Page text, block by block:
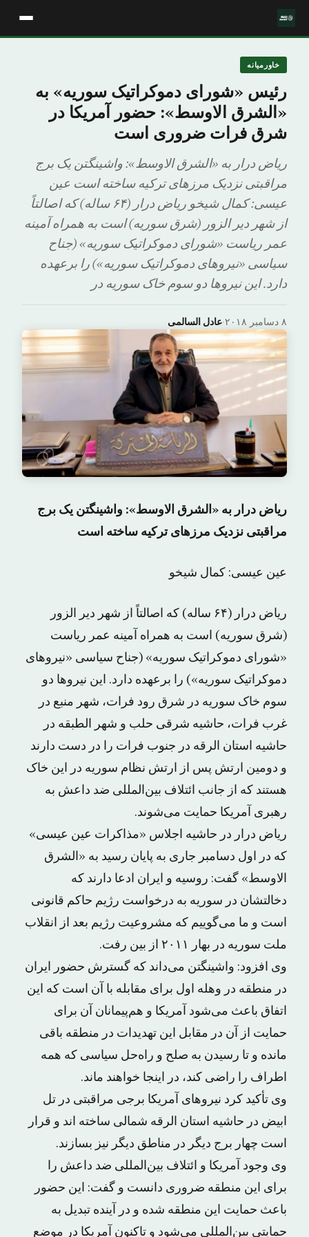
خاورمیانه
رئیس «شورای دموکراتیک سوریه» به
«الشرق الاوسط»: حضور آمریکا در
شرق فرات ضروری است
ریاض درار به «الشرق الاوسط»: واشینگتن یک برج
مراقبتی نزدیک مرزهای ترکیه ساخته است عین
عیسی: کمال شیخو ریاض درار (۶۴ ساله) که اصالتاً
از شهر دیر الزور (شرق سوریه) است به همراه آمینه
عمر ریاست «شورای دموکراتیک سوریه» (جناح
سیاسی «نیروهای دموکراتیک سوریه») را برعهده
دارد. این نیروها دو سوم خاک سوریه در
عادل السالمى· ۸ دسامبر ۲۰۱۸
ریاض درار به «الشرق الاوسط»: واشینگتن یک برج
مراقبتی نزدیک مرزهای ترکیه ساخته است
عین عیسی: کمال شیخو
ریاض درار (۶۴ ساله) که اصالتاً از شهر دیر الزور
(شرق سوریه) است به همراه آمینه عمر ریاست
«شورای دموکراتیک سوریه» (جناح سیاسی «نیروهای
دموکراتیک سوریه») را برعهده دارد. این نیروها دو
سوم خاک سوریه در شرق رود فرات، شهر منبع در
غرب فرات، حاشیه شرقی حلب و شهر الطبقه در
حاشیه استان الرقه در جنوب فرات را در دست دارند
و دومین ارتش پس از ارتش نظام سوریه در این خاک
هستند که از جانب ائتلاف بین‌المللی ضد داعش به
رهبری آمریکا حمایت می‌شوند.
ریاض درار در حاشیه اجلاس «مذاکرات عین عیسی»
که در اول دسامبر جاری به پایان رسید به «الشرق
الاوسط» گفت: روسیه و ایران ادعا دارند که
دخالتشان در سوریه به درخواست رژیم حاکم قانونی
است و ما می‌گوییم که مشروعیت رژیم بعد از انقلاب
ملت سوریه در بهار ۲۰۱۱ از بین رفت.
وی افزود: واشینگتن می‌داند که گسترش حضور ایران
در منطقه در وهله اول برای مقابله با آن است که این
اتفاق باعث می‌شود آمریکا و هم‌پیمانان آن برای
حمایت از آن در مقابل این تهدیدات در منطقه باقی
مانده و تا رسیدن به صلح و راه‌حل سیاسی که همه
اطراف را راضی کند، در اینجا خواهند ماند.
وی تأکید کرد نیروهای آمریکا برجی مراقبتی در تل
ابیض در حاشیه استان الرقه شمالی ساخته اند و قرار
است چهار برج دیگر در مناطق دیگر نیز بسازند.
وی وجود آمریکا و ائتلاف بین‌المللی ضد داعش را
برای این منطقه ضروری دانست و گفت: این حضور
باعث حمایت این منطقه شده و در آینده تبدیل به
حمایتی بین‌المللی می‌شود و تاکنون آمریکا در موضع